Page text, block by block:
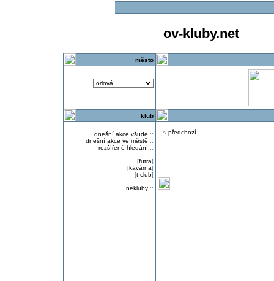
ov-kluby.net
město
klub
dnešní akce všude ::
dnešní akce ve městě ::
rozšířené hledání::
[futra]
[kavárna]
[t-club]
nekluby::
< předchozí::